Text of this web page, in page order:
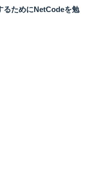
るためにNetCodeを勉